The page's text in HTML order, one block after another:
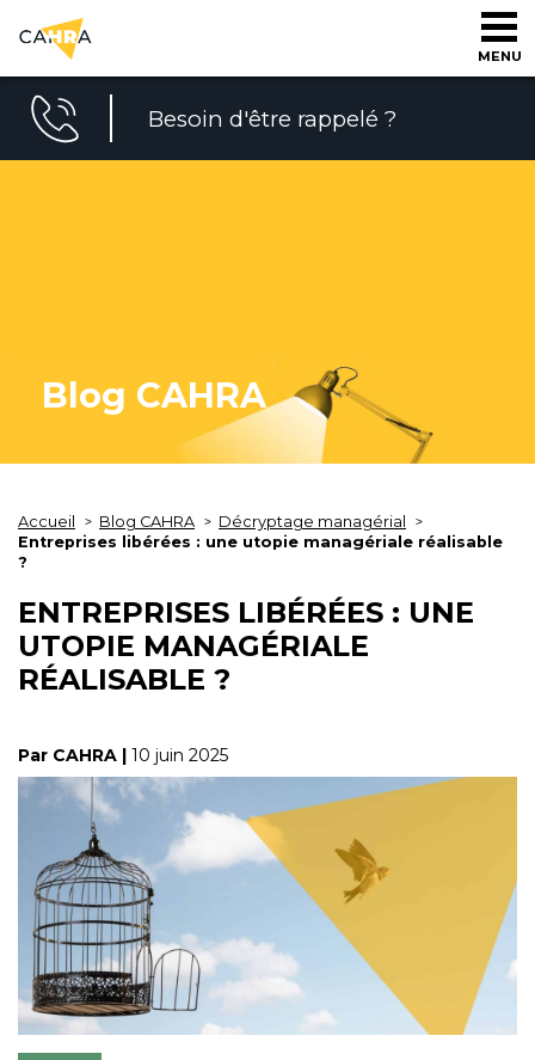
MENU
Besoin d'être rappelé ?
Blog CAHRA
Accueil Blog CAHRA
Décryptage managérial
Entreprises libérées : une utopie managériale réalisable
?
ENTREPRISES LIBÉRÉES : UNE
UTOPIE MANAGÉRIALE
RÉALISABLE ?
Par CAHRA | 10 juin 2025